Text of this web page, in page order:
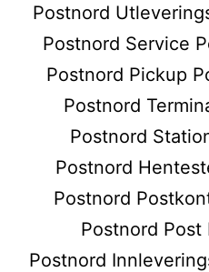
Postnord
Postnord Service
Postnord Pickup
Postnord
Postnord
Postnord
Postnord
Postnord Post
Postnord